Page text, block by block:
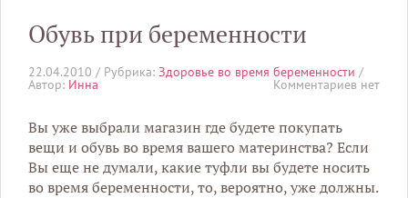
Обувь при беременности
22.04.2010 / Рубрика: Здоровье во время беременности /
Автор: Инна Комментариев нет
Вы уже выбрали магазин где будете покупать
вещи и обувь во время вашего материнства? Если
Вы еще не думали, какие туфли вы будете носить
во время беременности, то, вероятно, уже должны.